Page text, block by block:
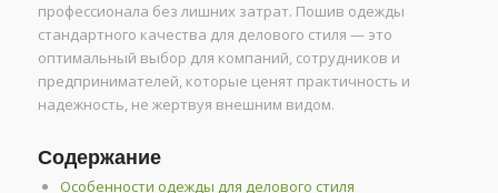
профессионала без лишних затрат. Пошив одежды
стандартного качества для делового стиля — это
оптимальный выбор для компаний, сотрудников и
предпринимателей, которые ценят практичность и
надежность, не жертвуя внешним видом.
Содержание
Особенности одежды для делового стиля